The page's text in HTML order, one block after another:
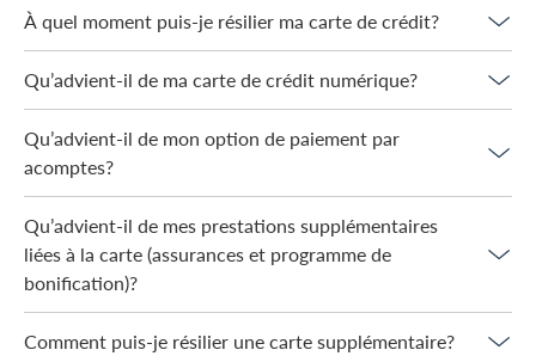
À quel moment puis-je résilier ma carte de crédit?
Qu’advient-il de ma carte de crédit numérique?
Qu’advient-il de mon option de paiement par
acomptes?
Qu’advient-il de mes prestations supplémentaires
liées à la carte (assurances et programme de
bonification)?
Comment puis-je résilier une carte supplémentaire?